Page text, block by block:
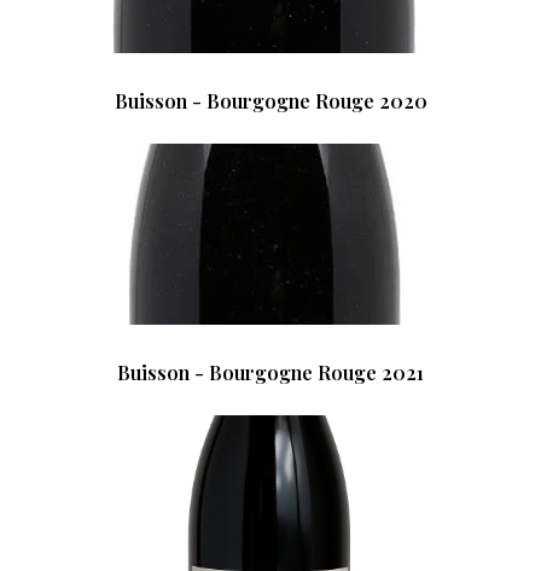
Buisson - Bourgogne Rouge 2020
Buisson - Bourgogne Rouge 2021